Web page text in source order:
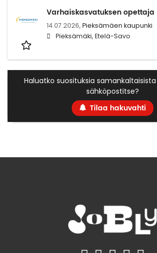
Varhaiskasvatuksen opettaja
14.07.2026, Pieksämäen kaupunki
Pieksämäki, Etelä-Savo
Haluatko suosituksia
sähköpostitse?
Tilaa hakuvahti